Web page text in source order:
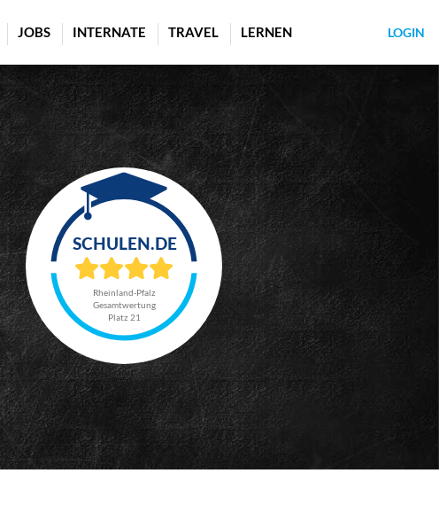
JOBS INTERNATE TRAVEL LERNEN LOGIN
Rheinland-Pfalz
Gesamtwertung
Platz 21